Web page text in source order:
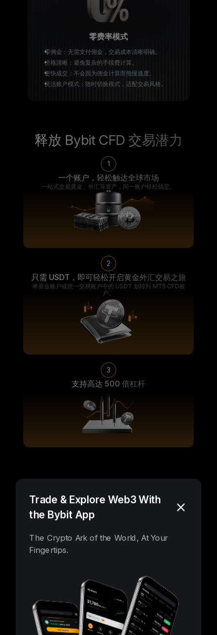
零费率模式
零佣金：无需支付佣金，交易成本清晰明确。
价格清晰：避免复杂的手续费计算。
更快成交：不会因为佣金计算而拖慢速度。
灵活账户模式：随时切换模式，适配交易风格。
释放 Bybit CFD 交易潜力
1
一个账户，轻松触达全球市场
一站式交易黄金、外汇等资产，同一账户轻松搞定。
2
只需 USDT，即可轻松开启黄金外汇交易之旅
将资金账户或统一交易账户中的 USDT 划转到 MT5 CFD账
户。
3
支持高达 500 倍杠杆
无限交易可能，已为您开启
智控风险
当保证金比例降至 50% 以下时，会触发强制平仓。
Trade & Explore Web3 With
the Bybit App
The Crypto Ark of the World, At Your
Fingertips.